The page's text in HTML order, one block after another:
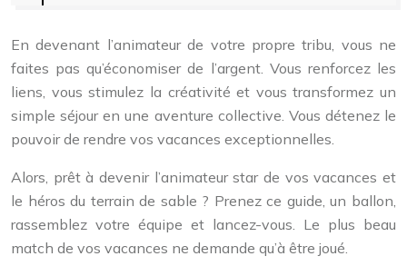
En devenant l’animateur de votre propre tribu, vous ne
faites pas qu’économiser de l’argent. Vous renforcez les
liens, vous stimulez la créativité et vous transformez un
simple séjour en une aventure collective. Vous détenez le
pouvoir de rendre vos vacances exceptionnelles.
Alors, prêt à devenir l’animateur star de vos vacances et
le héros du terrain de sable ? Prenez ce guide, un ballon,
rassemblez votre équipe et lancez-vous. Le plus beau
match de vos vacances ne demande qu’à être joué.